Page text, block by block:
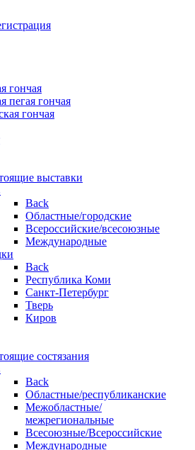
гончая
пегая гончая
гончая
выставки
Back
Областные/городские
Всероссийские/всесоюзные
Международные
Back
Республика Коми
Санкт-Петербург
Тверь
Киров
состязания
Back
Областные/республиканские
Межобластные/
межрегиональные
Всесоюзные/Всероссийские
Международные